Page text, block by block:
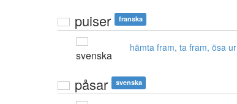
puiser franska
svenska
hämta fram, ta fram, ösa ur
påsar svenska